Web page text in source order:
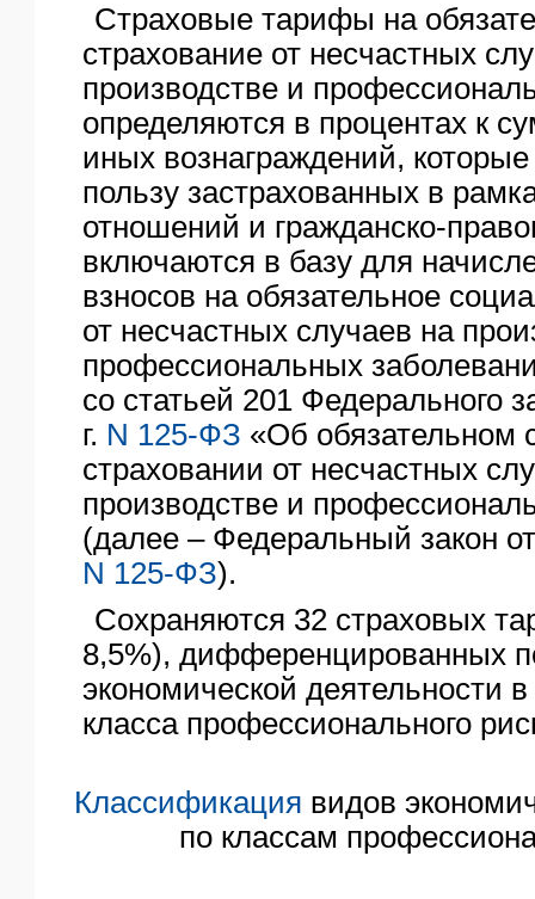
Страховые тарифы на
страхование от несчастных
производстве и
определяются в процентах к
иных вознаграждений,
пользу застрахованных в
отношений и гражданско-
включаются в базу для
взносов на обязательное
от несчастных случаев на
профессиональных
со статьей 201 Федерального
г. N 125-ФЗ «Об обязательном
страховании от несчастных
производстве и
(далее – Федеральный закон
N 125-ФЗ).
Сохраняются 32 страховых
8,5%), дифференцированных
экономической деятельности
класса профессионального
Классификация видов
по классам